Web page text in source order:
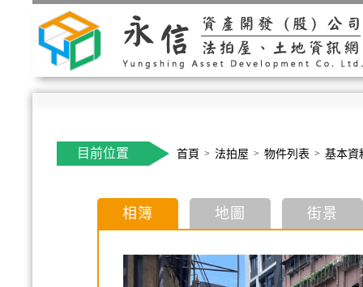
目前位置 首頁 法拍屋 物件列表 基本資
相簿 地圖 街景